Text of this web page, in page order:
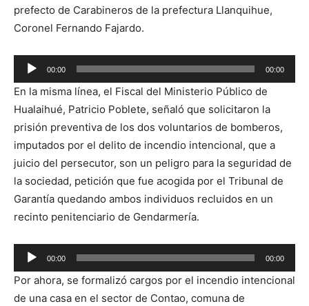
prefecto de Carabineros de la prefectura Llanquihue,
Coronel Fernando Fajardo.
Reproductor
de
audio
00:00 00:00
En la misma línea, el Fiscal del Ministerio Público de
Hualaihué, Patricio Poblete, señaló que solicitaron la
prisión preventiva de los dos voluntarios de bomberos,
imputados por el delito de incendio intencional, que a
juicio del persecutor, son un peligro para la seguridad de
la sociedad, petición que fue acogida por el Tribunal de
Garantía quedando ambos individuos recluidos en un
recinto penitenciario de Gendarmería.
Reproductor
de
audio
00:00 00:00
Por ahora, se formalizó cargos por el incendio intencional
de una casa en el sector de Contao, comuna de